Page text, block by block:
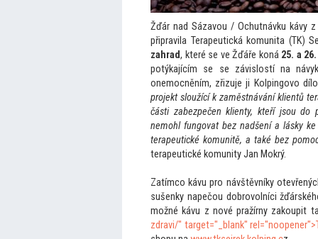
Žďár nad Sázavou / Ochutnávku kávy
připravila Terapeutická komunita (TK)
zahrad, které se ve Žďáře koná 25. a
potýkajícím se se závislostí na
onemocněním, zřizuje ji Kolpingovo
projekt sloužící k zaměstnávání klientů
části zabezpečen klienty, kteří jsou do
nemohl fungovat bez nadšení a lásky
terapeutické komunitě, a také bez
terapeutické komunity Jan Mokrý.
Zatímco kávu pro návštěvníky
sušenky napečou dobrovolníci
možné kávu z nové pražírny zakoupit
zdravi/" target="_blank"